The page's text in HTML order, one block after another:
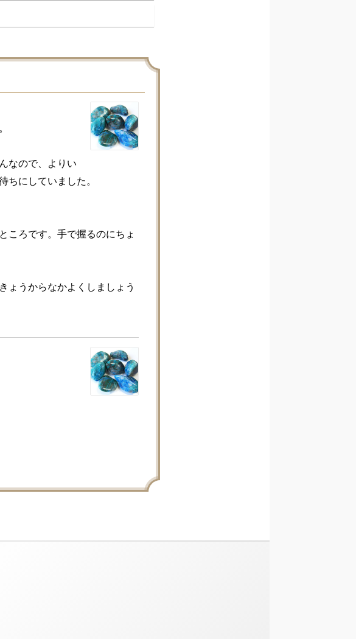
なので、よりい
ちにしていました。
ころです。手で握るのにちょ
ょうからなかよくしましょう